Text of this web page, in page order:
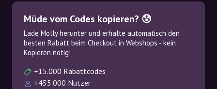
Müde vom Codes kopieren? 😰
Lade Molly herunter und erhalte automatisch den
besten Rabatt beim Checkout in Webshops - kein
Kopieren nötig!
+15.000 Rabattcodes
+455.000 Nutzer